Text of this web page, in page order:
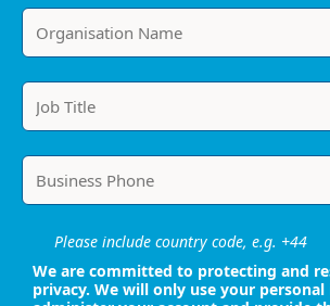
Please include country code, e.g. +44
We are committed to protecting and
privacy. We will only use your